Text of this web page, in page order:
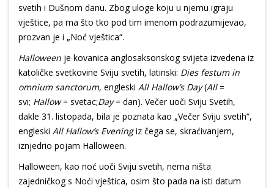
svetih i Dušnom danu. Zbog uloge koju u njemu igraju
vještice, pa ma što tko pod tim imenom podrazumijevao,
prozvan je i „Noć vještica“.
Halloween je kovanica anglosaksonskog svijeta izvedena iz
katoličke svetkovine Sviju svetih, latinski: Dies festum in
omnium sanctorum, engleski All Hallow’s Day(All=
svi; Hallow= svetac;Day= dan). Večer uoči Sviju Svetih,
dakle 31. listopada, bila je poznata kao „Večer Sviju svetih“,
engleski All Hallow’s Eveningiz čega se, skraćivanjem,
iznjedrio pojam Halloween.
Halloween, kao noć uoči Sviju svetih, nema ništa
zajedničkog s Noći vještica, osim što pada na isti datum